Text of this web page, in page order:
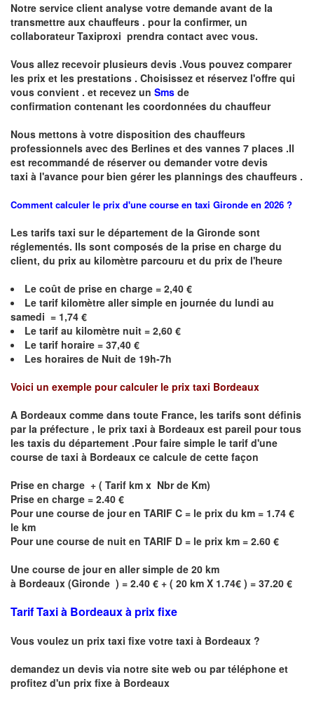
Notre service client analyse votre demande avant de la
transmettre aux chauffeurs . pour la confirmer, un
collaborateur Taxiproxi prendra contact avec vous.
Vous allez recevoir plusieurs devis .Vous pouvez comparer
les prix et les prestations . Choisissez et réservez l'offre qui
vous convient . et recevez un Sms de
confirmation contenant les coordonnées du chauffeur
Nous mettons à votre disposition des chauffeurs
professionnels avec des Berlines et des vannes 7 places .Il
est recommandé de réserverou demandervotre devis
taxi à l'avance pour bien gérer les plannings des chauffeurs .
Comment calculer le prix d'une course en taxi Gironde en 2026 ?
Les tarifs taxi sur le département de la Gironde sont
réglementés. Ils sont composés de la prise en charge du
client, du prix au kilomètre parcouru et du prix de l'heure
Le coût de prise en charge = 2,40 €
Le tarif kilomètre aller simple en journée du lundi au
samedi = 1,74 €
Le tarif au kilomètre nuit = 2,60 €
Le tarif horaire = 37,40 €
Les horaires de Nuit de 19h-7h
Voici un exemple pour calculer le prix taxi Bordeaux
A Bordeaux comme dans toute France, les tarifs sont définis
par la préfecture , le prix taxi à Bordeaux est pareil pour tous
les taxis du département .Pour faire simple le tarif d'une
course de taxi à Bordeaux ce calcule de cette façon
Prise en charge + ( Tarif km x Nbr de Km)
Prise en charge = 2.40 €
Pour une course de jour en TARIF C = le prix du km = 1.74 €
le km
Pour une course de nuit en TARIF D = le prix km = 2.60 €
Une course de jour en aller simple de 20 km
à Bordeaux (Gironde ) = 2.40 € + ( 20 km X 1.74€ ) = 37.20 €
Tarif Taxi à Bordeaux à prix fixe
Vous voulez un prix taxi fixe votre taxi à Bordeaux ?
demandez un devis via notre site web ou par téléphone et
profitez d'un prix fixe à Bordeaux